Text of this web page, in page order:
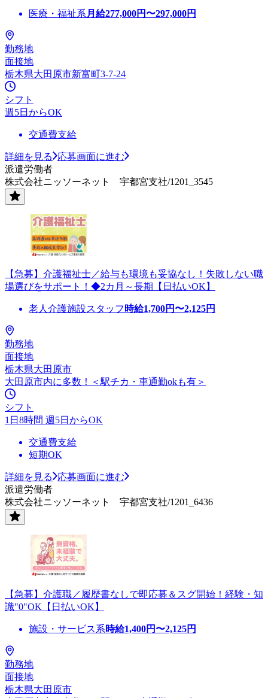
医療・福祉系 月給277,000円〜297,000円
勤務地
面接地
栃木県大田原市新富町3-7-24
シフト
週5日からOK
交通費支給
詳細を見る
応募画面に進む
派遣労働者
株式会社ニッソーネット 宇都宮支社/1201_3545
【急募】介護福祉士／給与も環境も妥協なし！失敗しない職
場選びをサポート！◆2カ月～長期【日払いOK】
老人介護施設スタッフ 時給1,700円〜2,125円
勤務地
面接地
栃木県大田原市
大田原市内に多数！＜駅チカ・車通勤okも有＞
シフト
1日8時間 週5日からOK
交通費支給
短期OK
詳細を見る
応募画面に進む
派遣労働者
株式会社ニッソーネット 宇都宮支社/1201_6436
【急募】介護職／履歴書なしで即応募＆スグ開始！経験・知
識"0"OK【日払いOK】
施設・サービス系時給1,400円〜2,125円
勤務地
面接地
栃木県大田原市